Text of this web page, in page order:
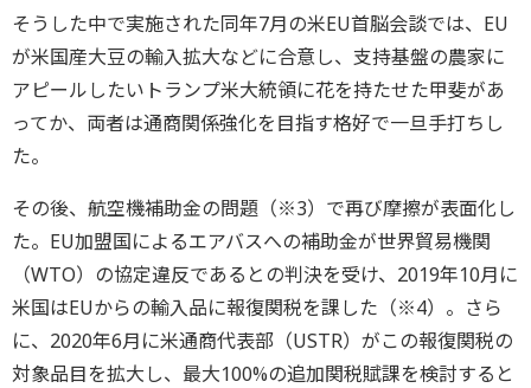
そうした中で実施された同年7月の米EU首脳会談では、EU
が米国産大豆の輸入拡大などに合意し、支持基盤の農家に
アピールしたいトランプ米大統領に花を持たせた甲斐があ
ってか、両者は通商関係強化を目指す格好で一旦手打ちし
た。
その後、航空機補助金の問題（※3）で再び摩擦が表面化し
た。EU加盟国によるエアバスへの補助金が世界貿易機関
（WTO）の協定違反であるとの判決を受け、2019年10月に
米国はEUからの輸入品に報復関税を課した（※4）。さら
に、2020年6月に米通商代表部（USTR）がこの報復関税の
対象品目を拡大し、最大100%の追加関税賦課を検討すると